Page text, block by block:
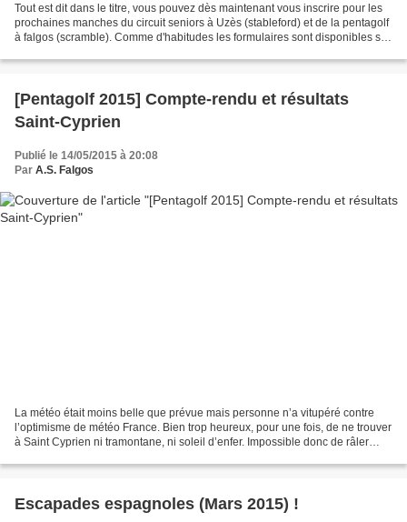
Tout est dit dans le titre, vous pouvez dès maintenant vous inscrire pour les
prochaines manches du circuit seniors à Uzès (stableford) et de la pentagolf
à falgos (scramble). Comme d'habitudes les formulaires sont disponibles soit
[Pentagolf 2015] Compte-rendu et résultats
Saint-Cyprien
Publié le 14/05/2015 à 20:08
Par A.S. Falgos
La météo était moins belle que prévue mais personne n’a vitupéré contre
l’optimisme de météo France. Bien trop heureux, pour une fois, de ne trouver
à Saint Cyprien ni tramontane, ni soleil d’enfer. Impossible donc de râler
Escapades espagnoles (Mars 2015) !